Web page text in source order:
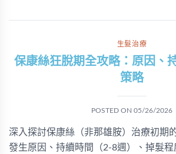
生髮治療
保康絲狂脫期全攻略：原因、
策略
POSTED ON 05/26/2026
深入探討保康絲（非那雄胺）治療初期
發生原因、持續時間（2-8週）、掉髮